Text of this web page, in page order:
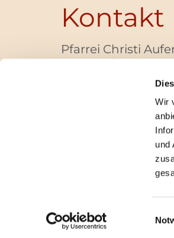
Wir
und
Kontakt
Pfarrei Christi
Bayernallee 28
+49 (0)30 / 30 00 03 -40
pfarrbuero@christi-
IBAN DE62 3706 0193